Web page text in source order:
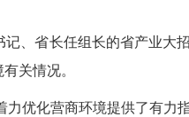
省长任组长的省产业大招
关情况。
化营商环境提供了有力指